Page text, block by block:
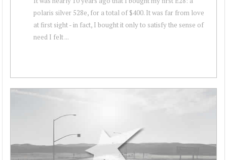
polaris silver 528e, for a total of $400. It was far from love
at first sight - in fact, I bought it only to satisfy the sense of
need I felt ...